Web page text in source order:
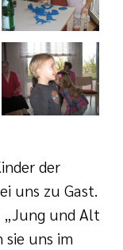
der
uns zu Gast.
„Jung und Alt
sie uns im